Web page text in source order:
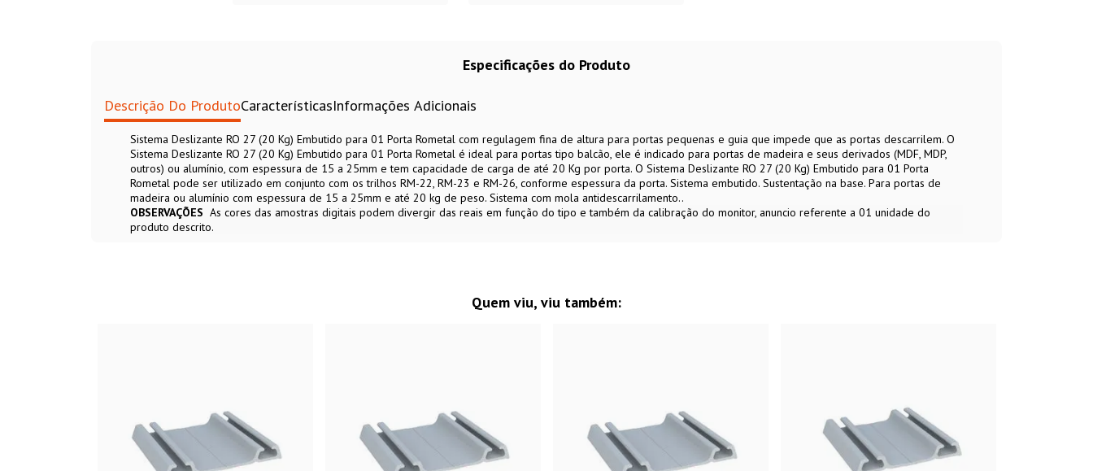
Especificações do Produto
Descrição Do ProdutoCaracterísticasInformações Adicionais
Sistema Deslizante RO 27 (20 Kg) Embutido para 01 Porta Rometal com regulagem fina de altura para portas pequenas e guia que impede que as portas descarrilem. O
Sistema Deslizante RO 27 (20 Kg) Embutido para 01 Porta Rometal é ideal para portas tipo balcão, ele é indicado para portas de madeira e seus derivados (MDF, MDP,
outros) ou alumínio, com espessura de 15 a 25mm e tem capacidade de carga de até 20 Kg por porta. O Sistema Deslizante RO 27 (20 Kg) Embutido para 01 Porta
Rometal pode ser utilizado em conjunto com os trilhos RM-22, RM-23 e RM-26, conforme espessura da porta. Sistema embutido. Sustentação na base. Para portas de
madeira ou alumínio com espessura de 15 a 25mm e até 20 kg de peso. Sistema com mola antidescarrilamento..
OBSERVAÇÕES As cores das amostras digitais podem divergir das reais em função do tipo e também da calibração do monitor, anuncio referente a 01 unidade do
produto descrito.
Quem viu, viu também: